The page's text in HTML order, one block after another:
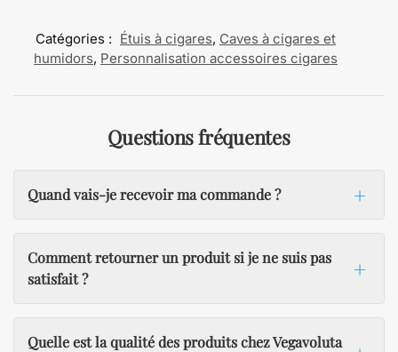
Catégories : Étuis à cigares, Caves à cigares et
humidors, Personnalisation accessoires cigares
Questions fréquentes
Quand vais-je recevoir ma commande ?
Comment retourner un produit si je ne suis pas
satisfait ?
Quelle est la qualité des produits chez Vegavoluta